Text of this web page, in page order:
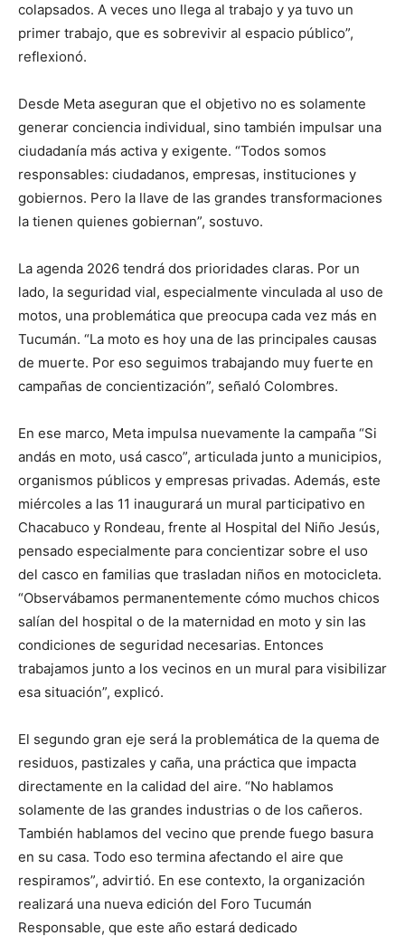
colapsados. A veces uno llega al trabajo y ya tuvo un
primer trabajo, que es sobrevivir al espacio público”,
reflexionó.
Desde Meta aseguran que el objetivo no es solamente
generar conciencia individual, sino también impulsar una
ciudadanía más activa y exigente. “Todos somos
responsables: ciudadanos, empresas, instituciones y
gobiernos. Pero la llave de las grandes transformaciones
la tienen quienes gobiernan”, sostuvo.
La agenda 2026 tendrá dos prioridades claras. Por un
lado, la seguridad vial, especialmente vinculada al uso de
motos, una problemática que preocupa cada vez más en
Tucumán. “La moto es hoy una de las principales causas
de muerte. Por eso seguimos trabajando muy fuerte en
campañas de concientización”, señaló Colombres.
En ese marco, Meta impulsa nuevamente la campaña “Si
andás en moto, usá casco”, articulada junto a municipios,
organismos públicos y empresas privadas. Además, este
miércoles a las 11 inaugurará un mural participativo en
Chacabuco y Rondeau, frente al Hospital del Niño Jesús,
pensado especialmente para concientizar sobre el uso
del casco en familias que trasladan niños en motocicleta.
“Observábamos permanentemente cómo muchos chicos
salían del hospital o de la maternidad en moto y sin las
condiciones de seguridad necesarias. Entonces
trabajamos junto a los vecinos en un mural para visibilizar
esa situación”, explicó.
El segundo gran eje será la problemática de la quema de
residuos, pastizales y caña, una práctica que impacta
directamente en la calidad del aire. “No hablamos
solamente de las grandes industrias o de los cañeros.
También hablamos del vecino que prende fuego basura
en su casa. Todo eso termina afectando el aire que
respiramos”, advirtió. En ese contexto, la organización
realizará una nueva edición del Foro Tucumán
Responsable, que este año estará dedicado